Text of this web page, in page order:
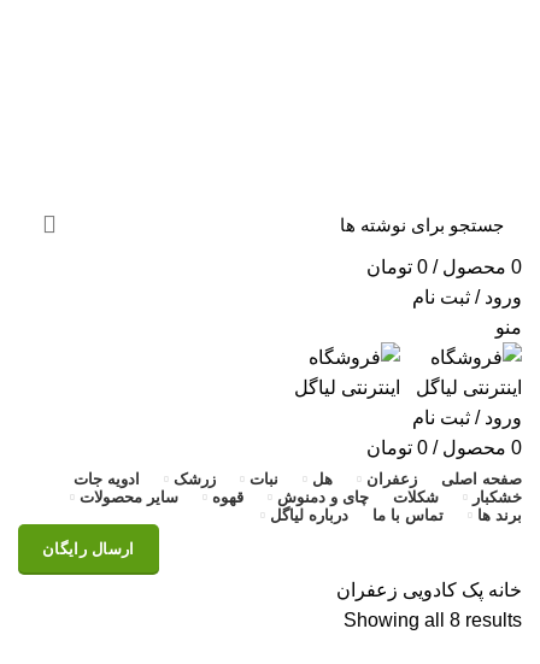
0 محصول /
0 تومان
ورود / ثبت نام
منو
ورود / ثبت نام
0 محصول /
0 تومان
صفحه اصلی زعفران هل نبات زرشک
ادویه جات
خشکبار
شکلات چای و دمنوش قهوه
سایر محصولات
برند ها
تماس با ما
درباره لیاگل
ارسال رایگان
خانه پک کادویی زعفران
Showing all 8 results